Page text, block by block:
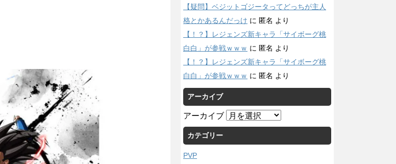
【疑問】ベジットゴジータってどっちが主人
格とかあるんだっけ に 匿名 より
【！？】レジェンズ新キャラ「サイボーグ桃
白白」が参戦ｗｗｗ に 匿名 より
【！？】レジェンズ新キャラ「サイボーグ桃
白白」が参戦ｗｗｗ に 匿名 より
アーカイブ
アーカイブ
カテゴリー
PVP